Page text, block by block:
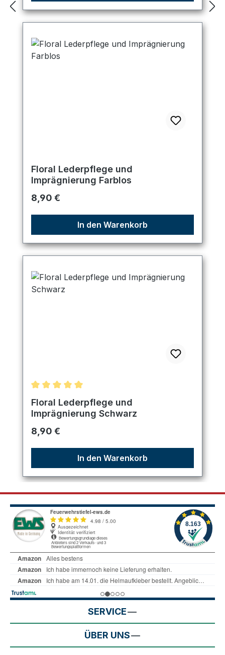
Floral Lederpflege und
Imprägnierung Farblos
Regulärer Preis:
8,90 €
In den Warenkorb
Durchschnittliche Bewertung von 5 von 5 Sternen
Floral Lederpflege und
Imprägnierung Schwarz
Regulärer Preis:
8,90 €
In den Warenkorb
SERVICE
ÜBER UNS